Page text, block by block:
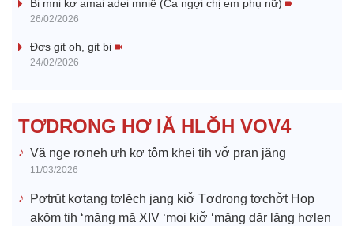
V
e
o
Bi mni kơ amai adei mniê (Ca ngợi chị em phụ nữ)
26/02/2026
Đơs git oh, git bi
24/02/2026
TƠDRONG HƠ IĂ HLŎH VOV4
Vă nge rơneh ưh kơ tôm khei tih vơ̆ pran jăng
11/03/2026
Pơtrŭt kơtang tơlĕch jang kiơ̆ Tơdrong tơchơ̆t Hop
akŏm tih ‘măng mă XIV ‘moi kiơ̆ ‘măng dăr lăng hơlen